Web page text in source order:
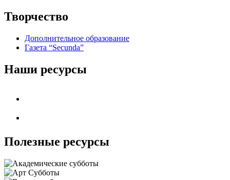
Творчество
Дополнительное образование
Газета “Secunda”
Наши ресурсы
Полезные ресурсы